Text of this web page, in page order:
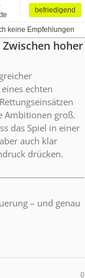
befriedigend
keine Empfehlungen
Zwischen hoher
echten
Ambitionen groß.
das Spiel in einer
auch klar
drücken.
– und genau
0